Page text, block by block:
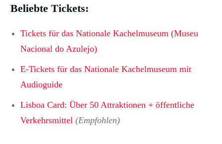
Beliebte Tickets:
Tickets für das Nationale Kachelmuseum (Museu
Nacional do Azulejo)
E-Tickets für das Nationale Kachelmuseum mit
Audioguide
Lisboa Card: Über 50 Attraktionen + öffentliche
Verkehrsmittel (Empfohlen)